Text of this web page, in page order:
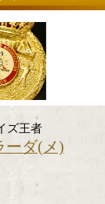
)8:00
級タイトル